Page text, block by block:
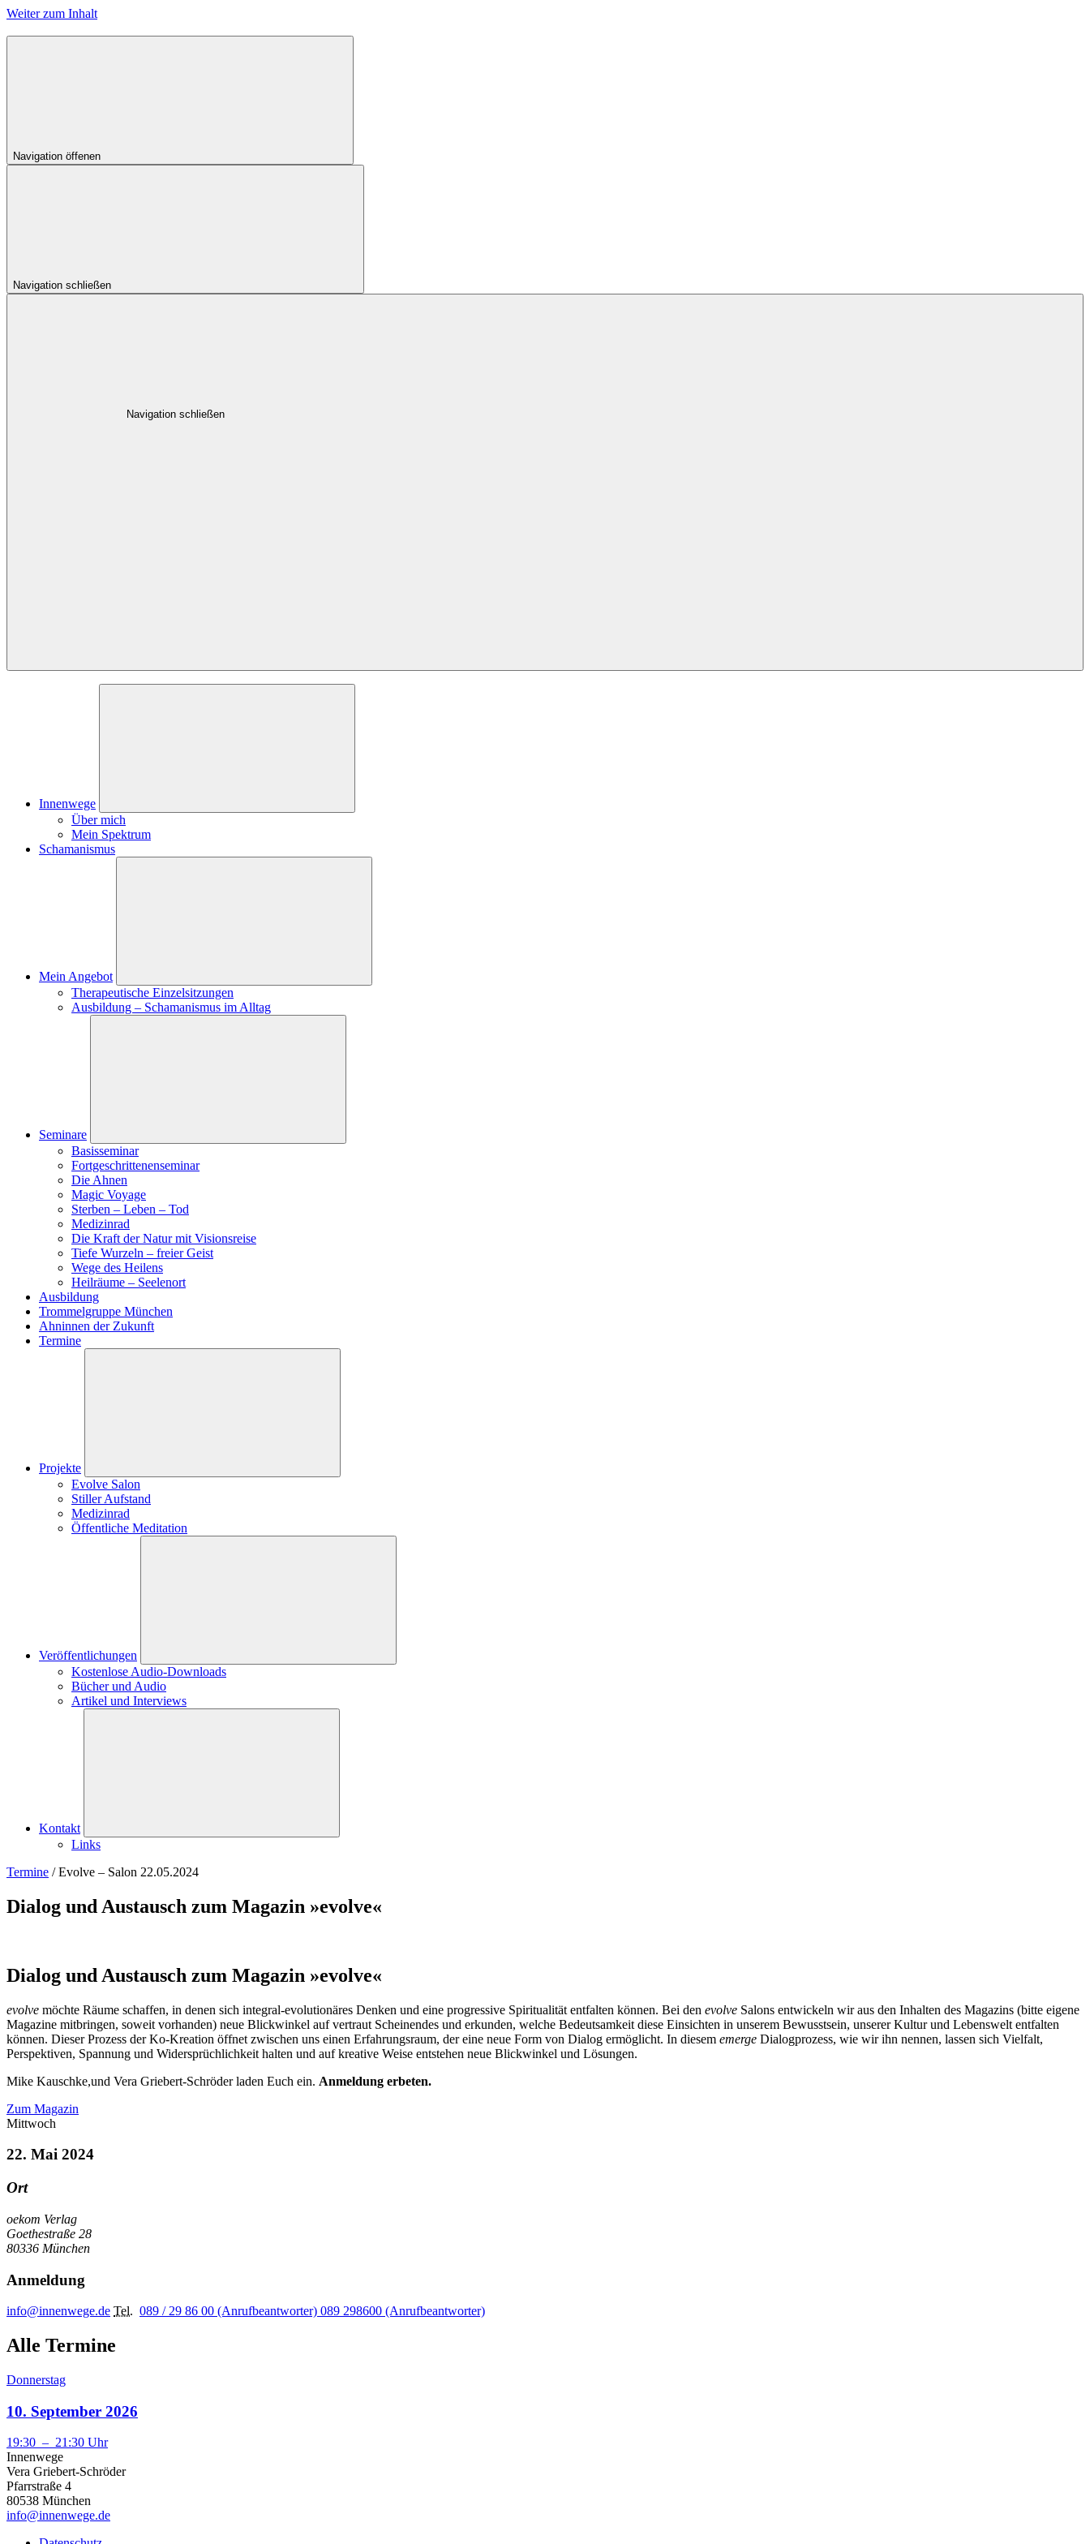
Weiter zum Inhalt
Navigation öffenen
Navigation schließen
Navigation schließen
Innenwege
Über mich
Mein Spektrum
Schamanismus
Mein Angebot
Therapeutische Einzelsitzungen
Ausbildung – Schamanismus im Alltag
Seminare
Basisseminar
Fortgeschrittenenseminar
Die Ahnen
Magic Voyage
Sterben – Leben – Tod
Medizinrad
Die Kraft der Natur mit Visionsreise
Tiefe Wurzeln – freier Geist
Wege des Heilens
Heilräume – Seelenort
Ausbildung
Trommelgruppe München
Ahninnen der Zukunft
Termine
Projekte
Evolve Salon
Stiller Aufstand
Medizinrad
Öffentliche Meditation
Veröffentlichungen
Kostenlose Audio-Downloads
Bücher und Audio
Artikel und Interviews
Kontakt
Links
Termine / Evolve – Salon 22.05.2024
Dialog und Austausch zum Magazin »evolve«
Dialog und Austausch zum Magazin »evolve«
evolve möchte Räume schaffen, in denen sich integral-evolutionäres Denken und eine progressive Spiritualität entfalten können. Bei den evolve Salons entwickeln wir aus den Inhalten des Magazins (bitte eigene
Magazine mitbringen, soweit vorhanden) neue Blickwinkel auf vertraut Scheinendes und erkunden, welche Bedeutsamkeit diese Einsichten in unserem Bewusstsein, unserer Kultur und Lebenswelt entfalten
können. Dieser Prozess der Ko-Kreation öffnet zwischen uns einen Erfahrungsraum, der eine neue Form von Dialog ermöglicht. In diesem emerge Dialogprozess, wie wir ihn nennen, lassen sich Vielfalt,
Perspektiven, Spannung und Widersprüchlichkeit halten und auf kreative Weise entstehen neue Blickwinkel und Lösungen.
Mike Kauschke,und Vera Griebert-Schröder laden Euch ein. Anmeldung erbeten.
Zum Magazin
Mittwoch
22. Mai 2024
Ort
oekom Verlag
Goethestraße 28
80336 München
Anmeldung
info@innenwege.de Tel. 089 / 29 86 00 (Anrufbeantworter) 089 298600 (Anrufbeantworter)
Alle Termine
Donnerstag
10. September 2026
19:30 – 21:30 Uhr
Innenwege
Vera Griebert-Schröder
Pfarrstraße 4
80538 München
info@innenwege.de